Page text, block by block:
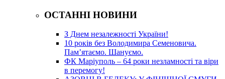
ОСТАННІ НОВИНИ
З Днем незалежності України!
10 років без Володимира Семеновича.
Пам’ятаємо. Шануємо.
ФК Маріуполь – 64 роки незламності та віри
в перемогу!